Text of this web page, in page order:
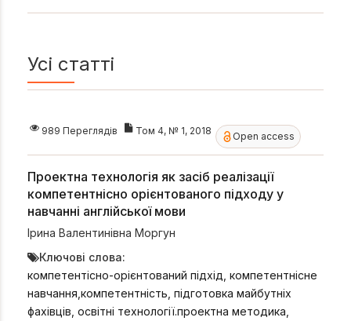
Усі статті
989 Переглядів Том 4, № 1, 2018 Open access
Проектна технологія як засіб реалізації
компетентнісно орієнтованого підходу у
навчанні англійської мови
Ірина Валентинівна Моргун
Ключові слова:
компетентісно-орієнтований підхід, компетентнісне
навчання,компетентність, підготовка майбутніх
фахівців, освітні технології.проектна методика,